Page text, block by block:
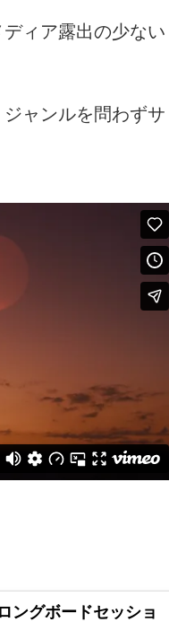
ィア露出の少ない
ャンルを問わずサ
ングボードセッショ